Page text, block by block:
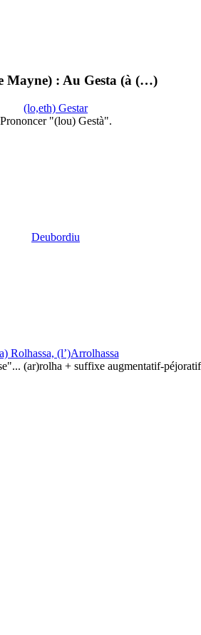
Mayne) : Au Gesta (à (…)
(lo,eth) Gestar
Prononcer "(lou) Gestà".
Deubordiu
Rolhassa, (l’)Arrolhassa
(ar)rolha + suffixe augmentatif-